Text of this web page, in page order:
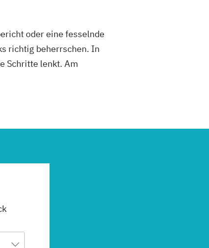
oder eine fesselnde
richtig beherrschen. In
Schritte lenkt. Am